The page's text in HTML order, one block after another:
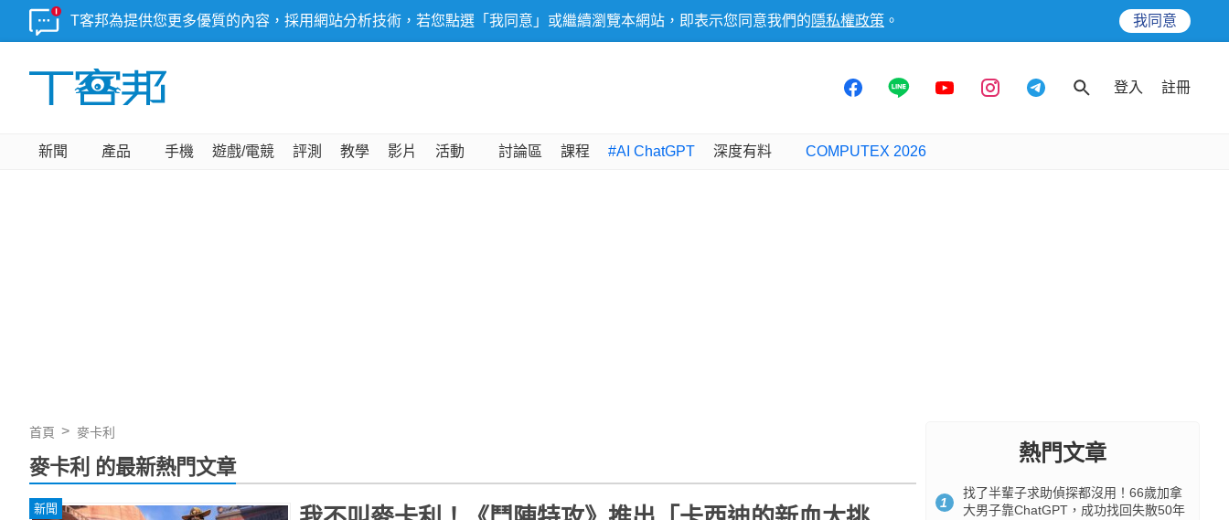
T客邦為提供您更多優質的內容，採用網站分析技術，若您點選「我同意」或繼續瀏覽本網站，即表示您同意我們的 隱私權政策 。 我同意
登入 註冊
新聞 產品 手機 遊戲/電競 評測 教學 影片 活動 討論區 課程 #AI ChatGPT 深度有料 COMPUTEX 2026
首頁 麥卡利
麥卡利 的最新熱門文章
新聞
熱門文章
1
找了半輩子求助偵探都沒用！66歲加拿
大男子靠ChatGPT，成功找回失散50年